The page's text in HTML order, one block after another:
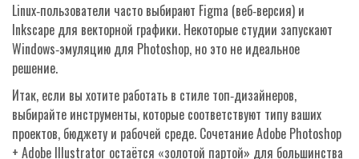
Linux‑пользователи часто выбирают Figma (веб‑версия) и
Inkscape для векторной графики. Некоторые студии запускают
Windows‑эмуляцию для Photoshop, но это не идеальное
решение.
Итак, если вы хотите работать в стиле топ‑дизайнеров,
выбирайте инструменты, которые соответствуют типу ваших
проектов, бюджету и рабочей среде. СочетаниеAdobe Photoshop
+ Adobe Illustrator остаётся «золотой партой» для большинства